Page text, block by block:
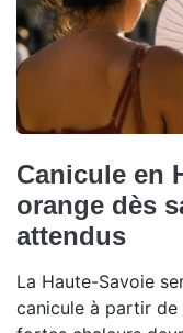
Canicule en
orange dès
attendus
La Haute-Savoie
canicule à partir de